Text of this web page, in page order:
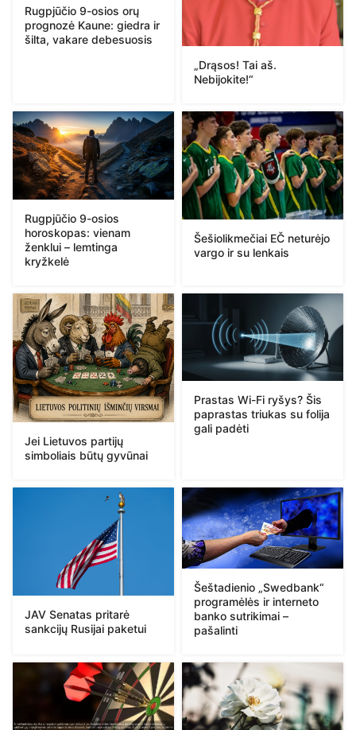
Rugpjūčio 9-osios orų
prognozė Kaune: giedra ir
šilta, vakare debesuosis
„Drąsos! Tai aš.
Nebijokite!“
Rugpjūčio 9-osios
horoskopas: vienam
ženklui – lemtinga
kryžkelė
Šešiolikmečiai EČ neturėjo
vargo ir su lenkais
Jei Lietuvos partijų
simboliais būtų gyvūnai
Prastas Wi-Fi ryšys? Šis
paprastas triukas su folija
gali padėti
JAV Senatas pritarė
sankcijų Rusijai paketui
Šeštadienio „Swedbank“
programėlės ir interneto
banko sutrikimai –
pašalinti